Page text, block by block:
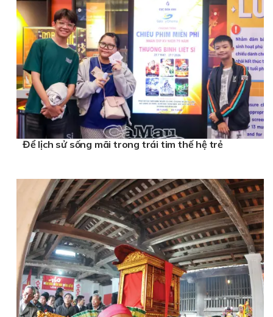
Để lịch sử sống mãi trong trái tim thế hệ trẻ